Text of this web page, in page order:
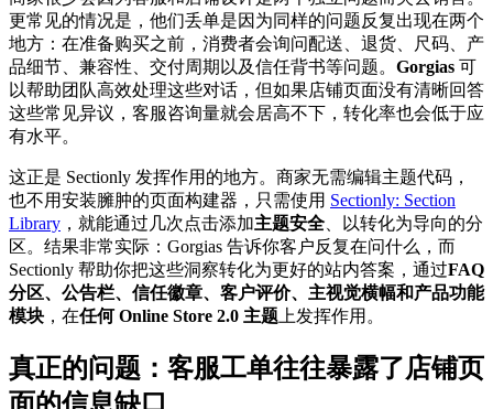
更常见的情况是，他们丢单是因为同样的问题反复出现在两个
地方：在准备购买之前，消费者会询问配送、退货、尺码、产
品细节、兼容性、交付周期以及信任背书等问题。 Gorgias 可
以帮助团队高效处理这些对话，但如果店铺页面没有清晰回答
这些常见异议，客服咨询量就会居高不下，转化率也会低于应
有水平。
这正是 Sectionly 发挥作用的地方。商家无需编辑主题代码，
也不用安装臃肿的页面构建器，只需使用 Sectionly: Section
Library ，就能通过几次点击添加主题安全 、以转化为导向的分
区。结果非常实际：Gorgias 告诉你客户反复在问什么，而
Sectionly 帮助你把这些洞察转化为更好的站内答案，通过FAQ
分区、公告栏、信任徽章、客户评价、主视觉横幅和产品功能
模块 ，在任何 Online Store 2.0 主题 上发挥作用。
真正的问题：客服工单往往暴露了店铺页
面的信息缺口